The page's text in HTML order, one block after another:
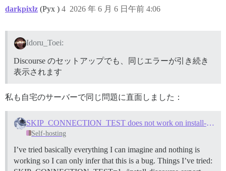
metabolism.logophilia.eu. 300   IN      A
;; WHEN: Sat Jun 06 04:52:23 CEST 2026
;; MSG SIZE  rcvd: 69
[root@logophilia discourse]# curl -v https://
* Host metabolism.logophilia.eu:443 was resolved.
* IPv4: 75.119.134.68
* TLSv1.3 (OUT), TLS handshake, Client hello (1):
*  CAfile: /etc/pki/tls/certs/ca-bundle.crt
* TLSv1.3 (IN), TLS handshake, Server hello (2):
* TLSv1.3 (IN), TLS change cipher, Change cipher
* TLSv1.3 (IN), TLS handshake, Encrypted
darkpixlz (Pyx ) 2026 年 6 月 6 日午前 4:06
4
Idoru_Toei:
Discourse のセットアップでも、同じエラーが引き続き
表示されます
私も自宅のサーバーで同じ問題に直面しました：
SKIP_CONNECTION_TEST does not work on install-discourse script
Self-hosting
I’ve tried basically everything I can imagine and nothing is
working so I can only infer that this is a bug. Things I’ve tried: